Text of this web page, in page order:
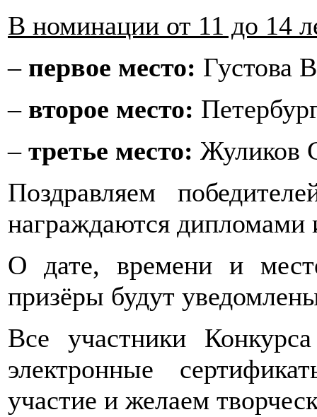
В номинации от 11 до 14
– первое место: Густова
– второе место:
– третье место: Жуликов
Поздравляем
награждаются дипломами
О дате, времени и
призёры будут
Все участники
электронные
участие и желаем